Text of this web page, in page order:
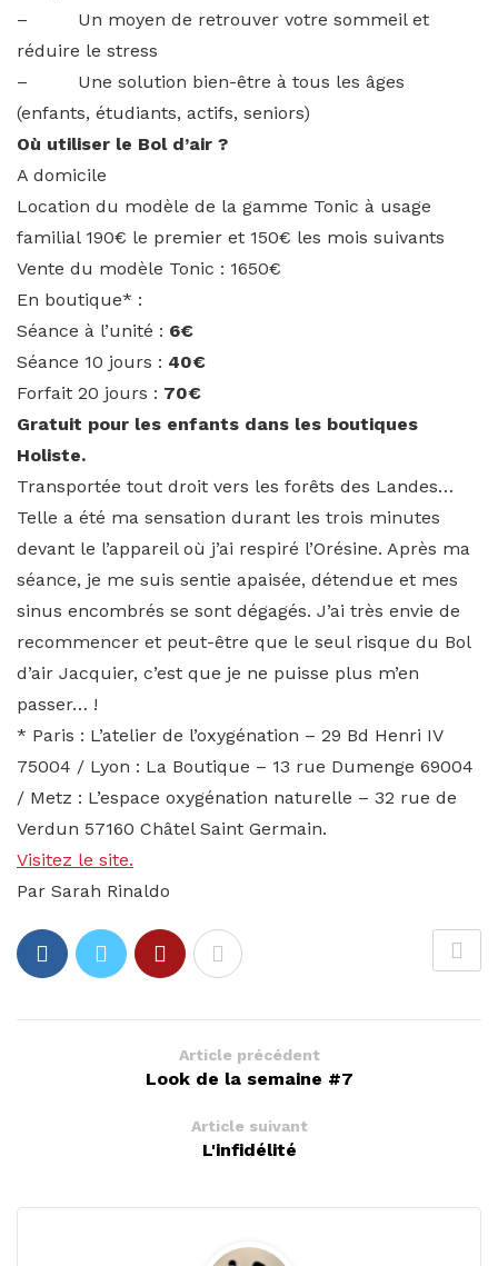
– Un moyen de retrouver votre sommeil et
réduire le stress
– Une solution bien-être à tous les âges
(enfants, étudiants, actifs, seniors)
Où utiliser le Bol d’air ?
A domicile
Location du modèle de la gamme Tonic à usage
familial 190€ le premier et 150€ les mois suivants
Vente du modèle Tonic : 1650€
En boutique* :
Séance à l’unité : 6€
Séance 10 jours : 40€
Forfait 20 jours : 70€
Gratuit pour les enfants dans les boutiques
Holiste.
Transportée tout droit vers les forêts des Landes…
Telle a été ma sensation durant les trois minutes
devant le l’appareil où j’ai respiré l’Orésine. Après ma
séance, je me suis sentie apaisée, détendue et mes
sinus encombrés se sont dégagés. J’ai très envie de
recommencer et peut-être que le seul risque du Bol
d’air Jacquier, c’est que je ne puisse plus m’en
passer… !
* Paris : L’atelier de l’oxygénation – 29 Bd Henri IV
75004 / Lyon : La Boutique – 13 rue Dumenge 69004
/ Metz : L’espace oxygénation naturelle – 32 rue de
Verdun 57160 Châtel Saint Germain.
Visitez le site.
Par Sarah Rinaldo
Article précédent
Look de la semaine #7
Article suivant
L'infidélité